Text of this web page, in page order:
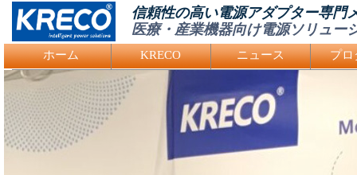
Logo Picture
信頼性の高い電源アダプター専門
医療・産業機器向け電源ソリュー
ホーム KRECO ニュース プロ